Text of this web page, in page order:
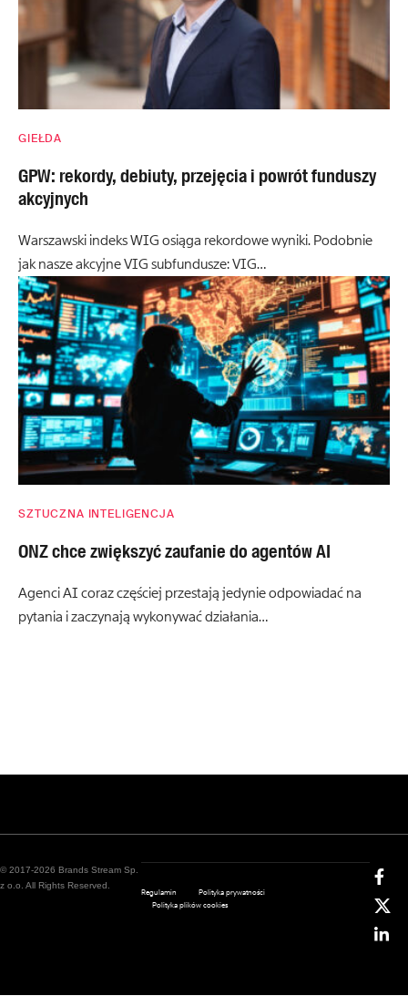
GIEŁDA
GPW: rekordy, debiuty, przejęcia i powrót funduszy
akcyjnych
Warszawski indeks WIG osiąga rekordowe wyniki. Podobnie
jak nasze akcyjne VIG subfundusze: VIG…
SZTUCZNA INTELIGENCJA
ONZ chce zwiększyć zaufanie do agentów AI
Agenci AI coraz częściej przestają jedynie odpowiadać na
pytania i zaczynają wykonywać działania…
© 2017-2026 Brands Stream Sp.
z o.o. All Rights Reserved.
Regulamin
Polityka prywatności
Polityka plików cookies